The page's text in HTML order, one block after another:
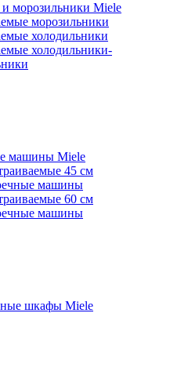
морозильники Miele
морозильники
холодильники
холодильники-
машины Miele
45 см
машины
60 см
машины
шкафы Miele